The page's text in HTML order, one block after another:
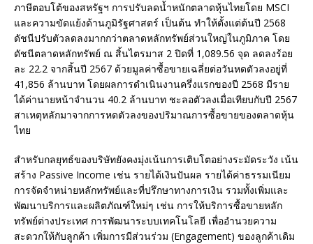
ภาษีตอบโต้ของสหรัฐฯ การปรับลดน้ำหนักตลาดหุ้นไทยโดย MSCI
และความขัดแย้งด้านภูมิรัฐศาสตร์ เป็นต้น ทำให้ตั้งแต่ต้นปี 2568
ดัชนีปรับตัวลดลงมากกว่าตลาดหลักทรัพย์ส่วนใหญ่ในภูมิภาค โดย
ดัชนีตลาดหลักทรัพย์ ณ สิ้นไตรมาส 2 ปิดที่ 1,089.56 จุด ลดลงร้อย
ละ 22.2 จากสิ้นปี 2567 ด้วยมูลค่าซื้อขายเฉลี่ยต่อวันหดตัวลงอยู่ที่
41,856 ล้านบาท โดยผลการดำเนินงานครึ่งแรกของปี 2568 มีราย
ได้ค่านายหน้าจำนวน 40.2 ล้านบาท ชะลอตัวลงเมื่อเทียบกับปี 2567
สาเหตุหลักมาจากการหดตัวลงของปริมาณการซื้อขายของตลาดหุ้น
ไทย
สำหรับกลยุทธ์ของบริษัทยังคงมุ่งเน้นการเติบโตอย่างระมัดระวัง เน้น
สร้าง Passive Income เช่น รายได้เงินปันผล รายได้ค่าธรรมเนียม
การจัดจำหน่ายหลักทรัพย์และที่ปรึกษาทางการเงิน รวมทั้งเพิ่มและ
พัฒนาบริการและผลิตภัณฑ์ใหม่ๆ เช่น การให้บริการซื้อขายหลัก
ทรัพย์ต่างประเทศ การพัฒนาระบบเทคโนโลยี เพื่ออำนวยความ
สะดวกให้กับลูกค้า เพิ่มการมีส่วนร่วม (Engagement) ของลูกค้าเดิม